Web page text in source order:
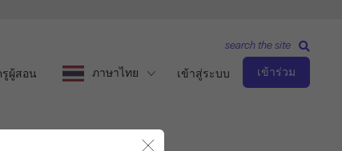
รูผู้สอน ภาษาไทย เข้าสู่ระบบ เข้าร่วม
search the site